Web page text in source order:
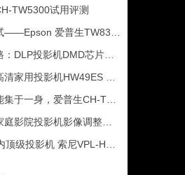
TW5300试用评测
爱普生TW8300 vs. Opto
DLP投影机DMD芯片的重要性
投影机HW49ES VS HW48ES测评报告
身，爱普生CH-TW6300 3D投影机测评
投影机影像调整心得，TW8400评测
级投影机 索尼VPL-HW40ES点评